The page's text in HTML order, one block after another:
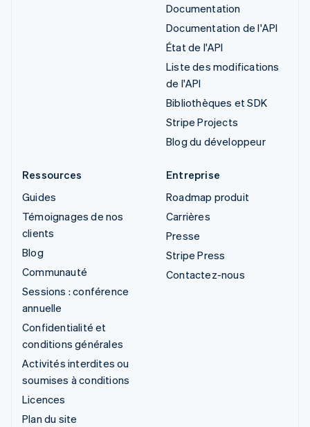
Documentation
Documentation de l'API
État de l'API
Liste des modifications
de l'API
Bibliothèques et SDK
Stripe Projects
Blog du développeur
Ressources
Guides
Témoignages de nos
clients
Blog
Communauté
Sessions : conférence
annuelle
Confidentialité et
conditions générales
Activités interdites ou
soumises à conditions
Licences
Plan du site
Entreprise
Roadmap produit
Carrières
Presse
Stripe Press
Contactez-nous